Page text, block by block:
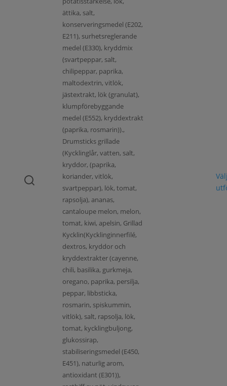
ättika, salt,
konserveringsmedel (E202,
E211), surhetsreglerande
medel (E330), kryddmix
(svartpeppar, salt,
chilipeppar, paprika,
maltodextrin, vitlök,
jästextrakt, lök (granulat),
klumpförebyggande
medel (E552), kryddextrakt
(paprika, rosmarin)).,
Drumsticks grillade
(Kycklinglår, vatten, salt,
kryddor, (paprika,
koriander, vitlök,
svartpeppar), lök, tomat,
rapsolja), ananas,
cantaloupe melon, melon,
tomat, kiwi, apelsin, Grillad
Kycklin(Kycklinginnerfilé,
dextros, kryddor och
kryddextrakter (cayenne,
chili, basilika, gurkmeja,
oregano, paprika, persilja,
peppar, libbsticka,
rosmarin, spiskummin,
vitlök), salt, rapsolja, lök,
tomat, kycklingbuljong,
glukossirap,
stabiliseringsmedel (E450,
E451), naturlig arom,
antioxidant (E301)),